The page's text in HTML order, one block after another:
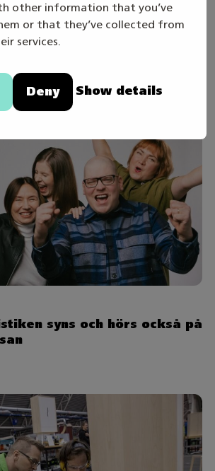
other information that you’ve
or that they’ve collected from
services.
Deny Show details
FACEBOOK LINKEDIN
intresserad av
syns och hörs också på